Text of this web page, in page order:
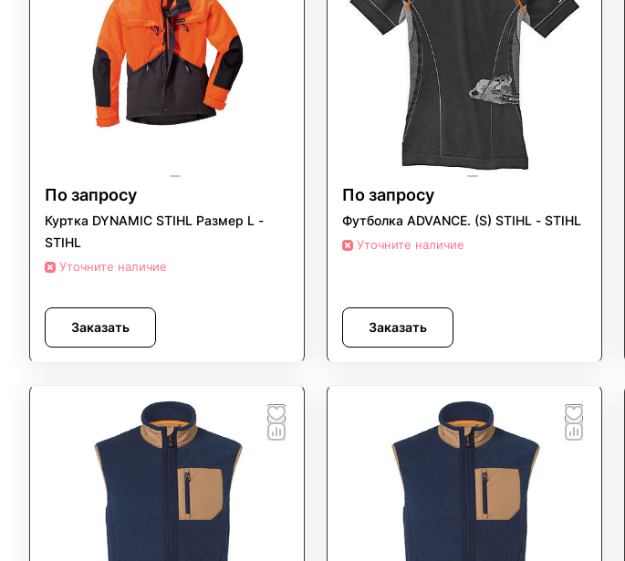
По запросу
Куртка DYNAMIC STIHL Размер L -
STIHL
Уточните наличие
Заказать
По запросу
Футболка ADVANCE. (S) STIHL - STIHL
Уточните наличие
Заказать